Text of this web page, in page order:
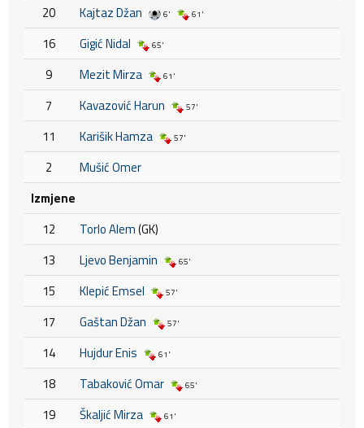
20 Kajtaz Džan 6' 61'
16 Gigić Nidal 65'
9 Mezit Mirza 61'
7 Kavazović Harun 57'
11 Karišik Hamza 57'
2
Mušić Omer
Izmjene
12
Torlo Alem(GK)
13
Ljevo Benjamin 65'
15 Klepić Emsel 57'
17 Gaštan Džan 57'
14 Hujdur Enis 61'
18 Tabaković Omar 65'
19 Škaljić Mirza 61'